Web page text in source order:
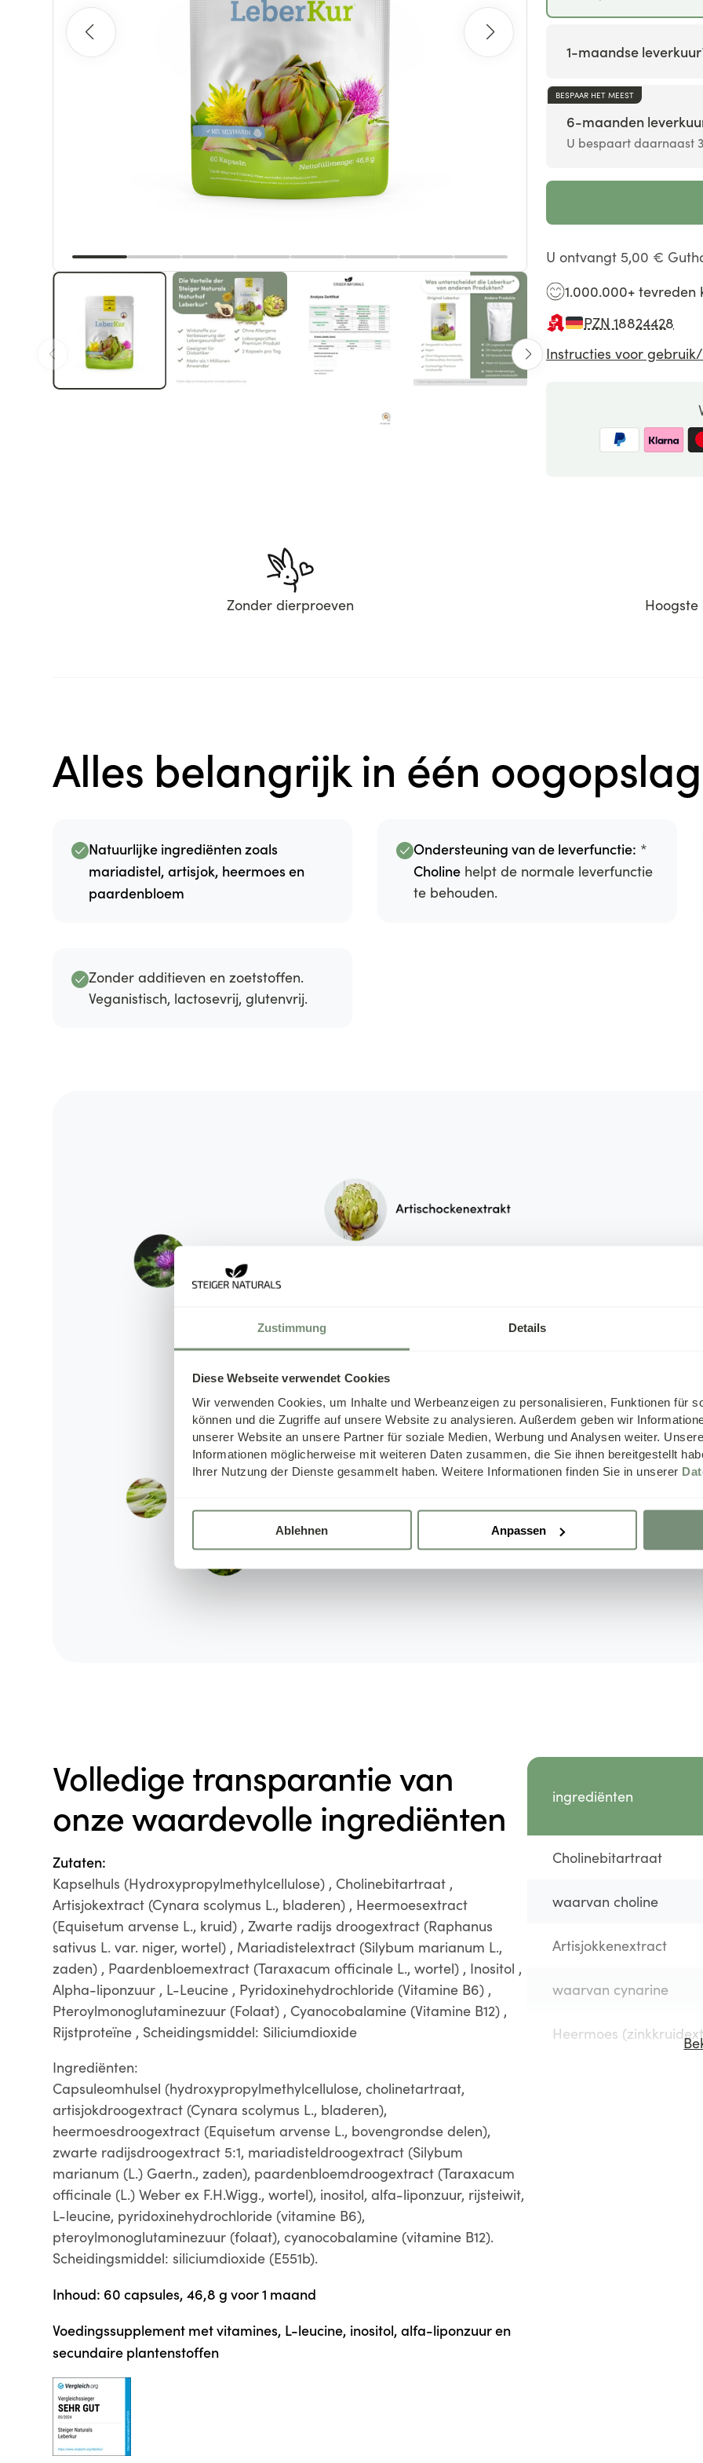
Zustimmung Details
Diese Webseite verwendet Cookies
Wir verwenden Cookies, um Inhalte und Werbeanzeigen zu personalisieren, Funktionen für
können und die Zugriffe auf unsere Website zu analysieren. Außerdem geben wir
unserer Website an unsere Partner für soziale Medien, Werbung und Analysen weiter.
Informationen möglicherweise mit weiteren Daten zusammen, die Sie ihnen bereitgestellt
Ihrer Nutzung der Dienste gesammelt haben. Weitere Informationen finden Sie in unserer
Ablehnen Anpassen
1-maandse
BESPAAR HET MEEST
6-maanden
U bespaart daarnaast
U ontvangt 5,00 €
1.000.000+ tevreden
PZN 18824428
Instructies voor
Zonder dierproeven
Alles belangrijk in één oogopslag
Natuurlijke ingrediënten zoals
mariadistel, artisjok, heermoes en
paardenbloem
Ondersteuning van de leverfunctie: *
Choline helpt de normale leverfunctie
te behouden.
Zonder additieven en zoetstoffen.
Veganistisch, lactosevrij, glutenvrij.
Onze
extract, artisjok extract,
paardenbloem extract),
vitamine B9) enmineralen
* Choline:Draagt bij aan
leverfunctie.
Volledige transparantie van
onze waardevolle ingrediënten
Zutaten:
Kapselhuls (Hydroxypropylmethylcellulose) , Cholinebitartraat ,
Artisjokextract (Cynara scolymus L., bladeren) , Heermoesextract
(Equisetum arvense L., kruid) , Zwarte radijs droogextract (Raphanus
sativus L. var. niger, wortel) , Mariadistelextract (Silybum marianum L.,
zaden) , Paardenbloemextract (Taraxacum officinale L., wortel) , Inositol ,
Alpha-liponzuur , L-Leucine , Pyridoxinehydrochloride (Vitamine B6) ,
Pteroylmonoglutaminezuur (Folaat) , Cyanocobalamine (Vitamine B12) ,
Rijstproteïne , Scheidingsmiddel: Siliciumdioxide
Ingrediënten:
Capsuleomhulsel (hydroxypropylmethylcellulose, cholinetartraat,
artisjokdroogextract (Cynara scolymus L., bladeren),
heermoesdroogextract (Equisetum arvense L., bovengrondse delen),
zwarte radijsdroogextract 5:1, mariadisteldroogextract (Silybum
marianum (L.) Gaertn., zaden), paardenbloemdroogextract (Taraxacum
officinale (L.) Weber ex F.H.Wigg., wortel), inositol, alfa-liponzuur, rijsteiwit,
L-leucine, pyridoxinehydrochloride (vitamine B6),
pteroylmonoglutaminezuur (folaat), cyanocobalamine (vitamine B12).
Scheidingsmiddel: siliciumdioxide (E551b).
Inhoud: 60 capsules, 46,8 g voor 1 maand
Voedingssupplement met vitamines, L-leucine, inositol, alfa-liponzuur en
secundaire plantenstoffen
ingrediënten
Cholinebitartraat
waarvan choline
Artisjokkenextract
waarvan cynarine
Heermoes